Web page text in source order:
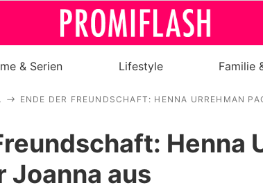
Royals
Stars
& Serien Lifestyle Familie
ENDE DER FREUNDSCHAFT: HENNA URREHMAN
Henna
Joanna aus